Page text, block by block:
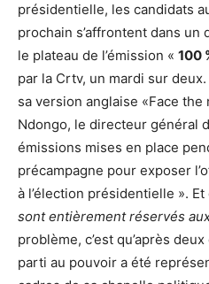
présidentielle, les candidats
prochain s’affrontent dans un
le plateau de l’émission « 100
par la Crtv, un mardi sur
sa version anglaise «Face
Ndongo, le directeur général
émissions mises en place
précampagne pour exposer
à l’élection présidentielle ». Et
sont entièrement réservés
problème, c’est qu’après
parti au pouvoir a été